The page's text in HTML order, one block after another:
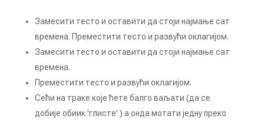
Замесити тесто и оставити да стоји најмање сат
времена. Преместити тесто и развући оклагијом.
Замесити тесто и оставити да стоји најмање сат
времена.
Преместити тесто и развући оклагијом.
Сећи на траке које ћете балго ваљати (да се
добије обиик 'глисте' ) а онда мотати једну преко